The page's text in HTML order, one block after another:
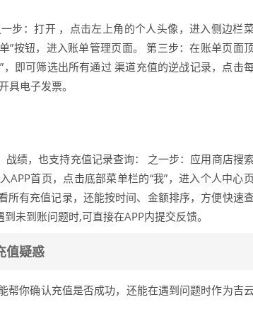
步：打开 ，点击左上角的个人头像，进入侧边栏
”按钮，进入账单管理页面。 第三步：在账单页面
即可筛选出所有通过 渠道充值的逆战记录，点击
具电子发票。
绩，也支持充值记录查询： 之一步：应用商店搜索
APP首页，点击底部菜单栏的“我”，进入个人中心页
所有充值记录，还能按时间、金额排序，方便快速
未到账问题时,可直接在APP内提交反馈。
值疑惑
帮你确认充值是否成功，还能在遇到问题时作为吉